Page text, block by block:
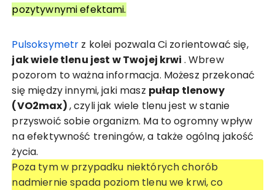
pozytywnymi efektami.
Pulsoksymetr z kolei pozwala Ci zorientować się,
jak wiele tlenu jest w Twojej krwi . Wbrew
pozorom to ważna informacja. Możesz przekonać
się między innymi, jaki masz pułap tlenowy
(VO2max), czyli jak wiele tlenu jest w stanie
przyswoić sobie organizm. Ma to ogromny wpływ
na efektywność treningów, a także ogólną jakość
życia.
Poza tym w przypadku niektórych chorób
nadmiernie spada poziom tlenu we krwi, co